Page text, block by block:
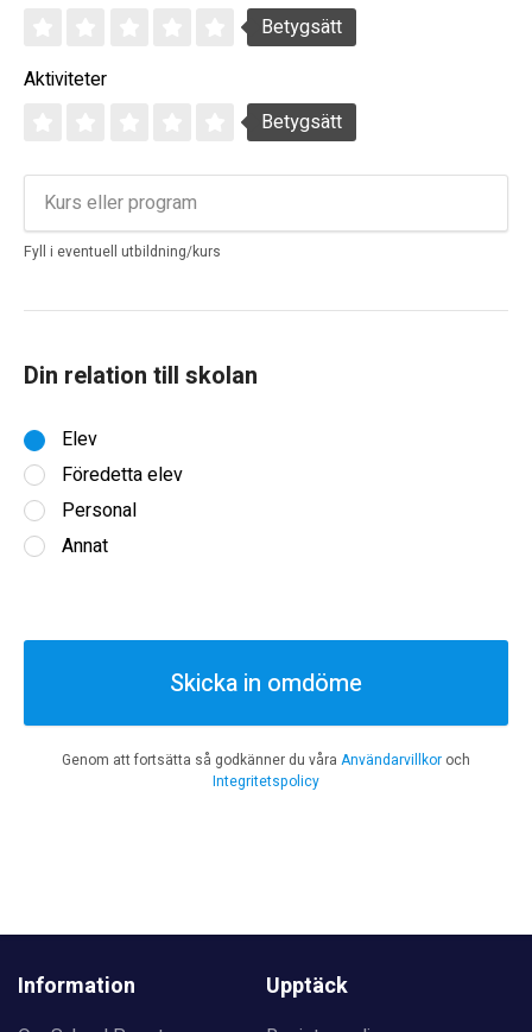
Betygsätt
Aktiviteter
Betygsätt
Fyll i eventuell utbildning/kurs
Din relation till skolan
Elev
Föredetta elev
Personal
Annat
Skicka in omdöme
Genom att fortsätta så godkänner du våra Användarvillkor och
Integritetspolicy
Information Upptäck